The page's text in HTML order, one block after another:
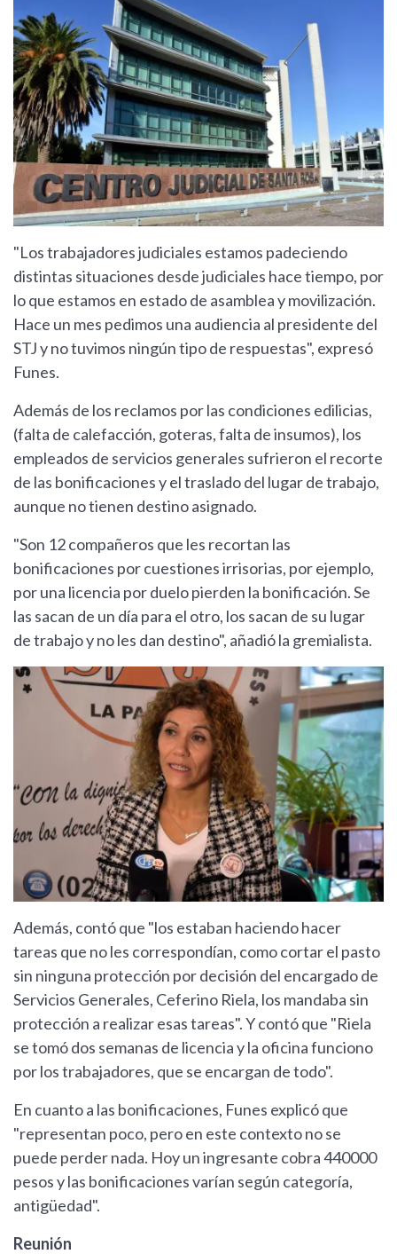
"Los trabajadores judiciales estamos padeciendo
distintas situaciones desde judiciales hace tiempo, por
lo que estamos en estado de asamblea y movilización.
Hace un mes pedimos una audiencia al presidente del
STJ y no tuvimos ningún tipo de respuestas", expresó
Funes.
Además de los reclamos por las condiciones edilicias,
(falta de calefacción, goteras, falta de insumos), los
empleados de servicios generales sufrieron el recorte
de las bonificaciones y el traslado del lugar de trabajo,
aunque no tienen destino asignado.
"Son 12 compañeros que les recortan las
bonificaciones por cuestiones irrisorias, por ejemplo,
por una licencia por duelo pierden la bonificación. Se
las sacan de un día para el otro, los sacan de su lugar
de trabajo y no les dan destino", añadió la gremialista.
Además, contó que "los estaban haciendo hacer
tareas que no les correspondían, como cortar el pasto
sin ninguna protección por decisión del encargado de
Servicios Generales, Ceferino Riela, los mandaba sin
protección a realizar esas tareas". Y contó que "Riela
se tomó dos semanas de licencia y la oficina funciono
por los trabajadores, que se encargan de todo".
En cuanto a las bonificaciones, Funes explicó que
"representan poco, pero en este contexto no se
puede perder nada. Hoy un ingresante cobra 440000
pesos y las bonificaciones varían según categoría,
antigüedad".
Reunión